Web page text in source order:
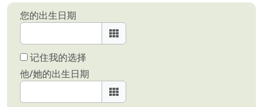
您的出生日期
记住我的选择
他/她的出生日期